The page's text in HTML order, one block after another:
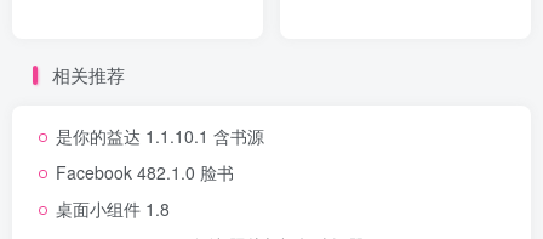
相关推荐
是你的益达 1.1.10.1 含书源
Facebook 482.1.0 脸书
桌面小组件 1.8